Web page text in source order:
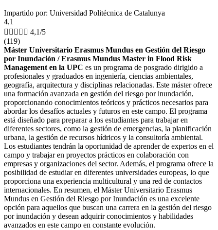
Impartido por: Universidad Politécnica de Catalunya
4,1
     4,1/5
(119)
Máster Universitario Erasmus Mundus en Gestión del Riesgo
por Inundación / Erasmus Mundus Master in Flood Risk
Management en la UPC es un programa de posgrado dirigido a
profesionales y graduados en ingeniería, ciencias ambientales,
geografía, arquitectura y disciplinas relacionadas. Este máster ofrece
una formación avanzada en gestión del riesgo por inundación,
proporcionando conocimientos teóricos y prácticos necesarios para
abordar los desafíos actuales y futuros en este campo. El programa
está diseñado para preparar a los estudiantes para trabajar en
diferentes sectores, como la gestión de emergencias, la planificación
urbana, la gestión de recursos hídricos y la consultoría ambiental.
Los estudiantes tendrán la oportunidad de aprender de expertos en el
campo y trabajar en proyectos prácticos en colaboración con
empresas y organizaciones del sector. Además, el programa ofrece la
posibilidad de estudiar en diferentes universidades europeas, lo que
proporciona una experiencia multicultural y una red de contactos
internacionales. En resumen, el Máster Universitario Erasmus
Mundus en Gestión del Riesgo por Inundación es una excelente
opción para aquellos que buscan una carrera en la gestión del riesgo
por inundación y desean adquirir conocimientos y habilidades
avanzados en este campo en constante evolución.